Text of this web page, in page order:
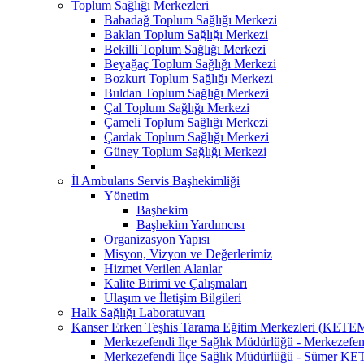
Toplum Sağlığı Merkezleri
Babadağ Toplum Sağlığı Merkezi
Baklan Toplum Sağlığı Merkezi
Bekilli Toplum Sağlığı Merkezi
Beyağaç Toplum Sağlığı Merkezi
Bozkurt Toplum Sağlığı Merkezi
Buldan Toplum Sağlığı Merkezi
Çal Toplum Sağlığı Merkezi
Çameli Toplum Sağlığı Merkezi
Çardak Toplum Sağlığı Merkezi
Güney Toplum Sağlığı Merkezi
İl Ambulans Servis Başhekimliği
Yönetim
Başhekim
Başhekim Yardımcısı
Organizasyon Yapısı
Misyon, Vizyon ve Değerlerimiz
Hizmet Verilen Alanlar
Kalite Birimi ve Çalışmaları
Ulaşım ve İletişim Bilgileri
Halk Sağlığı Laboratuvarı
Kanser Erken Teşhis Tarama Eğitim Merkezleri
Merkezefendi İlçe Sağlık Müdürlüğü -
Merkezefendi İlçe Sağlık Müdürlüğü - Sümer